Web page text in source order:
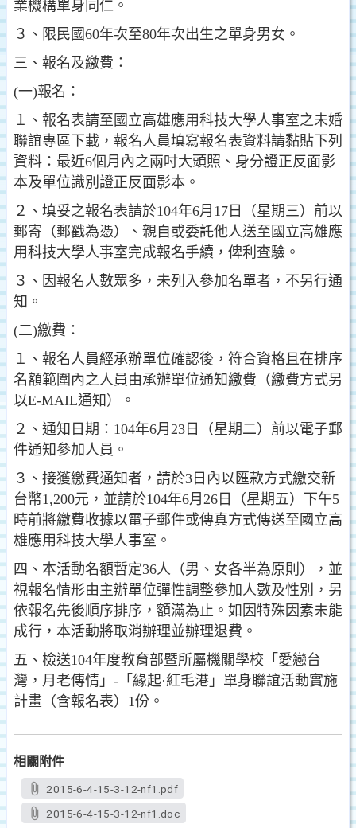
業機構單身同仁。
３、限民國60年次至80年次出生之單身男女。
三、報名及繳費：
(一)報名：
１、報名表請至國立高雄應用科技大學人事室之未婚
聯誼專區下載，報名人員填寫報名表資料請黏貼下列
資料：最近6個月內之兩吋大頭照、身分證正反面影
本及單位識別證正反面影本。
２、填妥之報名表請於104年6月17日（星期三）前以
郵寄（郵戳為憑）、親自或委託他人送至國立高雄應
用科技大學人事室完成報名手續，俾利查驗。
３、因報名人數眾多，未列入參加名單者，不另行通
知。
(二)繳費：
１、報名人員經承辦單位確認後，符合資格且在排序
名額範圍內之人員由承辦單位通知繳費（繳費方式另
以E-MAIL通知）。
２、通知日期：104年6月23日（星期二）前以電子郵
件通知參加人員。
３、接獲繳費通知者，請於3日內以匯款方式繳交新
台幣1,200元，並請於104年6月26日（星期五）下午5
時前將繳費收據以電子郵件或傳真方式傳送至國立高
雄應用科技大學人事室。
四、本活動名額暫定36人（男、女各半為原則），並
視報名情形由主辦單位彈性調整參加人數及性別，另
依報名先後順序排序，額滿為止。如因特殊因素未能
成行，本活動將取消辦理並辦理退費。
五、檢送104年度教育部暨所屬機關學校「愛戀台
灣，月老傳情」-「緣起·紅毛港」單身聯誼活動實施
計畫（含報名表）1份。
相關附件
2015-6-4-15-3-12-nf1.pdf
2015-6-4-15-3-12-nf1.doc